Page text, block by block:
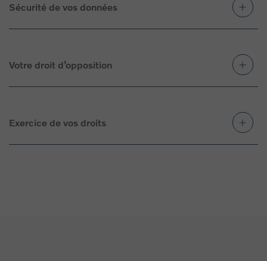
Sécurité de vos données
Votre droit d’opposition
Exercice de vos droits